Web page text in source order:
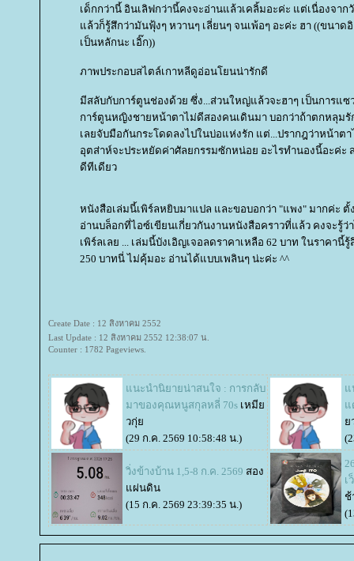
เด็กกว่านี้ อินเลิฟกว่านี้คงจะอ่านแล้วเคลิ้มอะค่ะ แต่เนื่องจาก
ล้วก็รู้สึกว่ามันฟุ้งๆ หวานๆ เลี่ยนๆ จนเพ้อๆ อะค่ะ ฮา ((ขนาด
เป็นหลักนะ เอิ๊ก))
ภาพประกอบสไตล์เกาหลีดูอ่อนโยนน่ารักดี
มีสลับกับการ์ตูนช่องด้วย ซึ่ง...ส่วนใหญ่แล้วจะฮาๆ เป็นการแซ
การ์ตูนหญิงชายหน้าตาไม่ดีสองคนเดินมา บอกว่าถ้าตกหลุม
เลยจับมือกันกระโดดลงไปในบ่อแห่งรัก แต่...ปรากฎว่าหน้า
อุตส่าห์จะประหยัดค่าศัลยกรรมซักหน่อย อะไรทำนองนี้อะค่ะ
ดีทีเดียว
หนังสือเล่มนี้เพิร์ลหยิบมาแปล และขอบอกว่า "แพง" มากค่ะ ตั้
อ่านบล็อกที่ไอซ์เขียนเกี่ยวกันงานหนังสือคราวที่แล้ว คงจะรู้ว่
เพิร์ลเลย ... เล่มนี้บังเอิญเจอลดราคาเหลือ 62 บาท ในราคานี้
250 บาทนี่ ไม่คุ้มอะ อ่านได้แบบเพลินๆ น่ะค่ะ ^^
Create Date : 12 สิงหาคม 2552
Last Update : 12 สิงหาคม 2552 12:38:07 น.
Counter : 1782 Pageviews.
นะนำนิยายน่าสนใจ : การกลับ
มาของคุณหนูสกุลหลี่ 70s เหมี
วกุ่
(29 ก.ค. 2569 10:58:48 น.)
น
ด่
วิ่งข้างบ้าน 1,5-8 ก.ค. 2569 สอง
ผ่นดิน
(15 ก.ค. 2569 23:39:35 น.)
เ
ช้